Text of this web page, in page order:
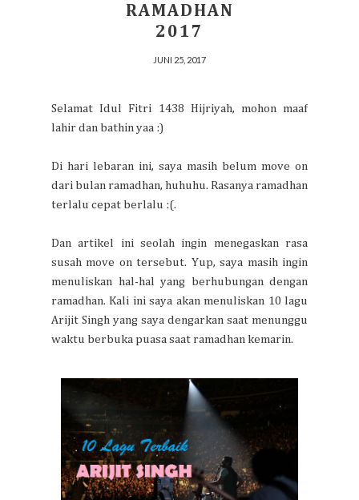
RAMADHAN
2017
JUNI 25, 2017
Selamat Idul Fitri 1438 Hijriyah, mohon maaf
lahir dan bathin yaa :)
Di hari lebaran ini, saya masih belum move on
dari bulan ramadhan, huhuhu. Rasanya ramadhan
terlalu cepat berlalu :(.
Dan artikel ini seolah ingin menegaskan rasa
susah move on tersebut. Yup, saya masih ingin
menuliskan hal-hal yang berhubungan dengan
ramadhan. Kali ini saya akan menuliskan 10 lagu
Arijit Singh yang saya dengarkan saat menunggu
waktu berbuka puasa saat ramadhan kemarin.